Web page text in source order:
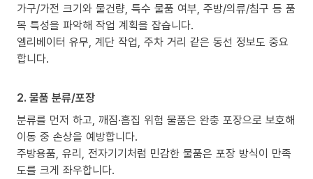
가구/가전 크기와 물건량, 특수 물품 여부, 주방/의류/침구 등 품
목 특성을 파악해 작업 계획을 잡습니다.
엘리베이터 유무, 계단 작업, 주차 거리 같은 동선 정보도 중요
합니다.
2. 물품 분류/포장
분류를 먼저 하고, 깨짐·흠집 위험 물품은 완충 포장으로 보호해
이동 중 손상을 예방합니다.
주방용품, 유리, 전자기기처럼 민감한 물품은 포장 방식이 만족
도를 크게 좌우합니다.